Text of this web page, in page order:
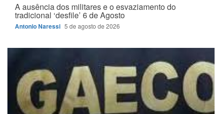
A ausência dos militares e o esvaziamento do
tradicional ‘desfile’ 6 de Agosto
Antonio Naressi 5 de agosto de 2026